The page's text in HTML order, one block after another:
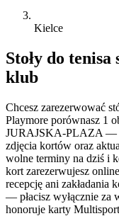
Kielce
Stoły do
klub
Chcesz zarezerwować
Playmore porównasz 1
JURAJSKA-PLAZA — i
zdjęcia kortów oraz
wolne terminy na dziś i
kort zarezerwujesz
recepcję ani zakładania
— płacisz wyłącznie za
honoruje karty